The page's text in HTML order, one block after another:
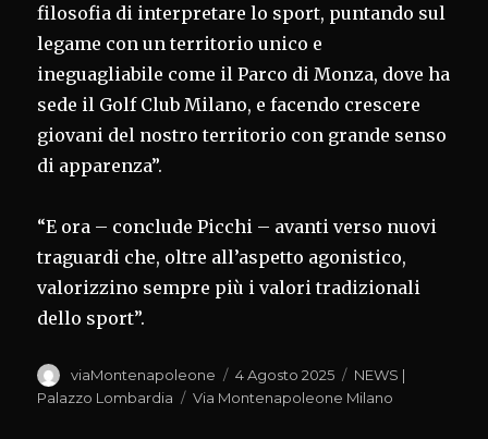
filosofia di interpretare lo sport, puntando sul
legame con un territorio unico e
ineguagliabile come il Parco di Monza, dove ha
sede il Golf Club Milano, e facendo crescere
giovani del nostro territorio con grande senso
di apparenza”.
“E ora – conclude Picchi – avanti verso nuovi
traguardi che, oltre all’aspetto agonistico,
valorizzino sempre più i valori tradizionali
dello sport”.
Autore
viaMontenapoleone
Pubblicato
il
4 Agosto 2025 Categorie
NEWS |
Palazzo Lombardia
Tag
Via Montenapoleone Milano